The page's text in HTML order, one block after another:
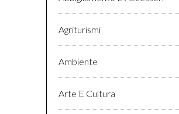
Agriturismi
Ambiente
Arte E Cultura